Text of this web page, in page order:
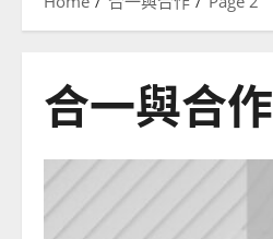
合一與合作